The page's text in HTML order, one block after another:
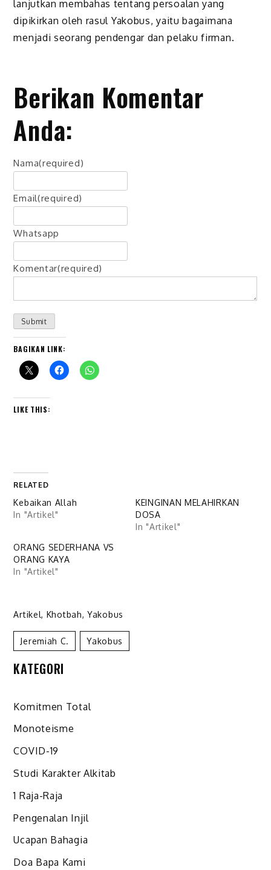
lanjutkan membahas tentang persoalan yang
dipikirkan oleh rasul Yakobus, yaitu bagaimana
menjadi seorang pendengar dan pelaku firman.
Berikan Komentar
Anda:
Nama(required)
Email(required)
Whatsapp
Komentar(required)
Submit
BAGIKAN LINK:
LIKE THIS:
RELATED
Kebaikan Allah
In "Artikel"
KEINGINAN MELAHIRKAN
DOSA
In "Artikel"
ORANG SEDERHANA VS
ORANG KAYA
In "Artikel"
Artikel, Khotbah,Yakobus
Jeremiah C. Yakobus
KATEGORI
Komitmen Total
Monoteisme
COVID-19
Studi Karakter Alkitab
1 Raja-Raja
Pengenalan Injil
Ucapan Bahagia
Doa Bapa Kami